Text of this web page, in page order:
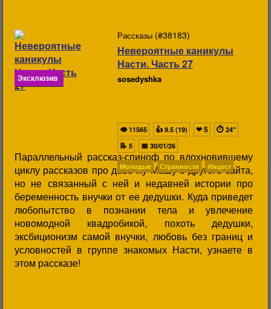
Эксклюзив
Рассказы (#38183)
Невероятные каникулы
Насти. Часть 27
sosedyshka
Параллельный рассказ-спиноф по вдохновившему
циклу рассказов про девочку Машу с другого сайта,
но не связанный с ней и недавней истории про
беременность внучки от ее дедушки. Куда приведет
любопытство в познании тела и увлечение
новомодной квадробикой, похоть дедушки,
эксбиционизм самой внучки, любовь без границ и
условностей в группе знакомых Насти, узнаете в
этом рассказе!
👁11565 👍 9.5 (19) ❤5 ⏱ 24"
📝 5 📅 30/01/26
Молодые Странности Инцест